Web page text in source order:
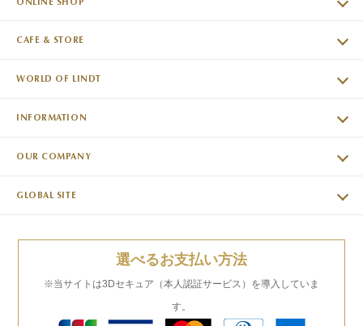
ONLINE SHOP
CAFE & STORE
WORLD OF LINDT
INFORMATION
OUR COMPANY
GLOBAL SITE
選べるお支払い方法
※当サイトは3Dセキュア（本人認証サービス）を導入していま
す。